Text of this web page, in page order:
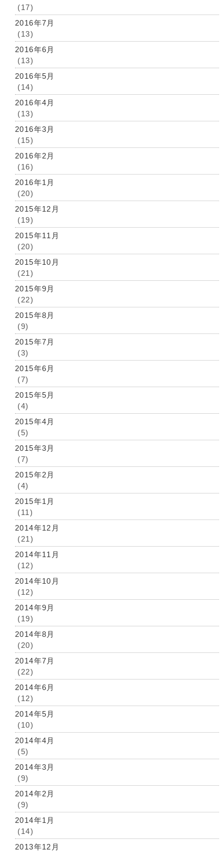
(17)
2016年7月
(13)
2016年6月
(13)
2016年5月
(14)
2016年4月
(13)
2016年3月
(15)
2016年2月
(16)
2016年1月
(20)
2015年12月
(19)
2015年11月
(20)
2015年10月
(21)
2015年9月
(22)
2015年8月
(9)
2015年7月
(3)
2015年6月
(7)
2015年5月
(4)
2015年4月
(5)
2015年3月
(7)
2015年2月
(4)
2015年1月
(11)
2014年12月
(21)
2014年11月
(12)
2014年10月
(12)
2014年9月
(19)
2014年8月
(20)
2014年7月
(22)
2014年6月
(12)
2014年5月
(10)
2014年4月
(5)
2014年3月
(9)
2014年2月
(9)
2014年1月
(14)
2013年12月